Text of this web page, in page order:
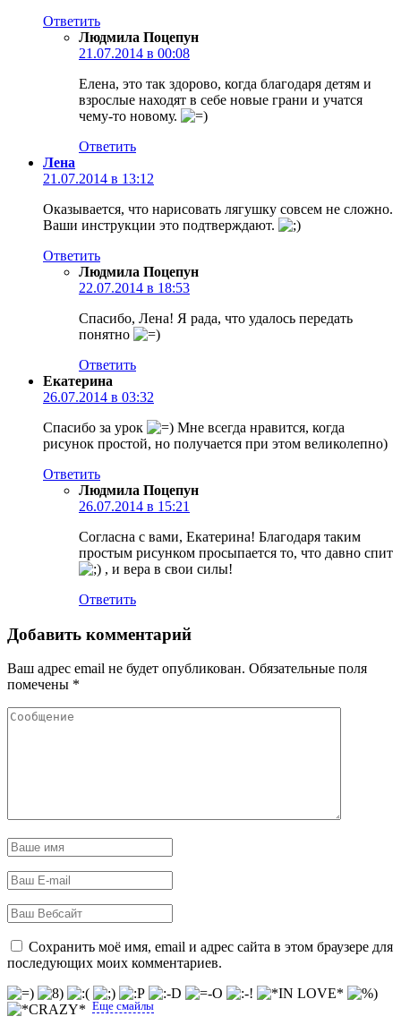
Ответить
Людмила Поцепун
21.07.2014 в 00:08
Елена, это так здорово, когда благодаря детям и
взрослые находят в себе новые грани и учатся
чему-то новому.
Ответить
Лена
21.07.2014 в 13:12
Оказывается, что нарисовать лягушку совсем не сложно.
Ваши инструкции это подтверждают.
Ответить
Людмила Поцепун
22.07.2014 в 18:53
Спасибо, Лена! Я рада, что удалось передать
понятно
Ответить
Екатерина
26.07.2014 в 03:32
Спасибо за урок
Мне всегда нравится, когда
рисунок простой, но получается при этом великолепно)
Ответить
Людмила Поцепун
26.07.2014 в 15:21
Согласна с вами, Екатерина! Благодаря таким
простым рисунком просыпается то, что давно спит
, и вера в свои силы!
Ответить
Добавить комментарий
Ваш адрес email не будет опубликован. Обязательные поля
помечены *
Сохранить моё имя, email и адрес сайта в этом браузере для
последующих моих комментариев.
Еще смайлы